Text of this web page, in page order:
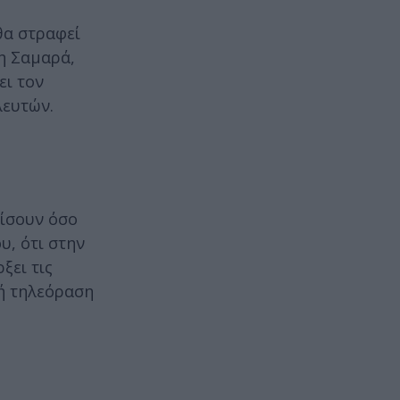
στραφεί
Σαμαρά,
τον
όσο
ότι στην
τις
τηλεόραση